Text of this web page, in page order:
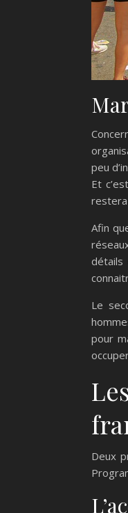
peu
Et
restera
Afin
détails
Le
pour
Deux